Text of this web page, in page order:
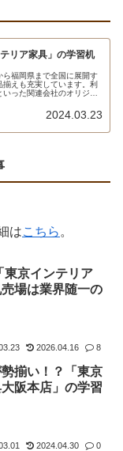
リア家具」の学習机
福岡県まで全国に展開す
えも充実しています。利
った関連会社のオリジナ
浜本工芸などが揃っていま
2024.03.23
はこちら 。
東京インテリア
場は業界随一の
2026.04.16 8
揃い！？「東京
阪本店」の学習
2024.04.30 0